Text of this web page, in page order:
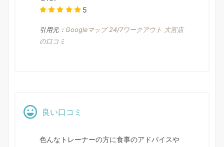
5
引用元： Googleマップ 24/7ワークアウト 大宮店
の口コミ
良い口コミ
色んなトレーナーの方に食事のアドバイスや